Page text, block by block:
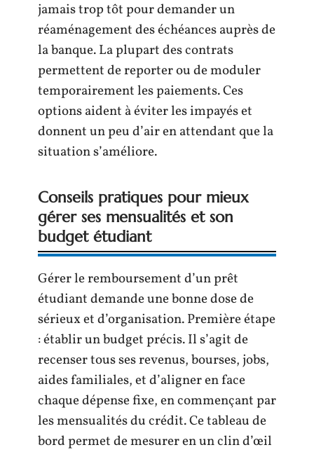
jamais trop tôt pour demander un
réaménagement des échéances auprès de
la banque. La plupart des contrats
permettent de reporter ou de moduler
temporairement les paiements. Ces
options aident à éviter les impayés et
donnent un peu d’air en attendant que la
situation s’améliore.
Conseils pratiques pour mieux
gérer ses mensualités et son
budget étudiant
Gérer le remboursement d’un prêt
étudiant demande une bonne dose de
sérieux et d’organisation. Première étape
: établir un budget précis. Il s’agit de
recenser tous ses revenus, bourses, jobs,
aides familiales, et d’aligner en face
chaque dépense fixe, en commençant par
les mensualités du crédit. Ce tableau de
bord permet de mesurer en un clin d’œil